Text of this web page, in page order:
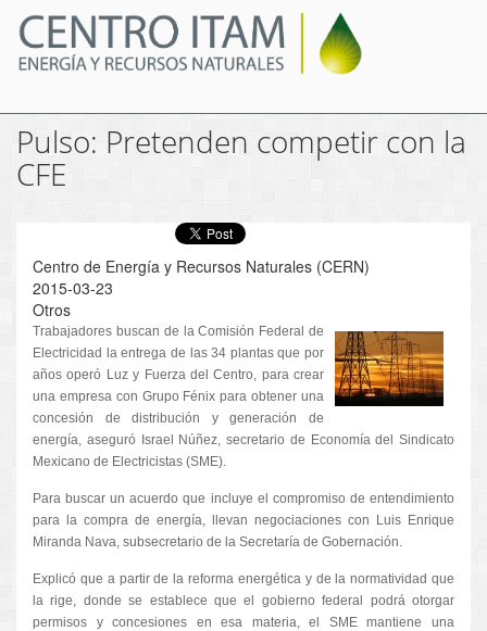
Pasar
contenido
principal
Pulso: Pretenden competir con la
CFE
Centro de Energía y Recursos Naturales (CERN)
2015-03-23
Otros
Trabajadores buscan de la Comisión Federal de
Electricidad la entrega de las 34 plantas que por
años operó Luz y Fuerza del Centro, para crear
una empresa con Grupo Fénix para obtener una
concesión de distribución y generación de
energía, aseguró Israel Núñez, secretario de Economía del Sindicato
Mexicano de Electricistas (SME).
Para buscar un acuerdo que incluye el compromiso de entendimiento
para la compra de energía, llevan negociaciones con Luis Enrique
Miranda Nava, subsecretario de la Secretaría de Gobernación.
Explicó que a partir de la reforma energética y de la normatividad que
la rige, donde se establece que el gobierno federal podrá otorgar
permisos y concesiones en esa materia, el SME mantiene una